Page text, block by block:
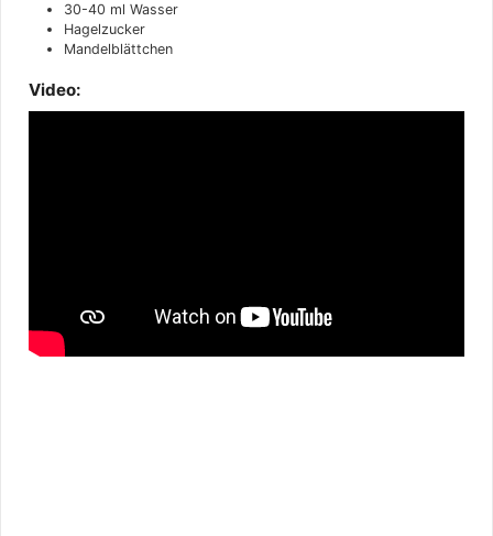
30-40 ml Wasser
Hagelzucker
Mandelblättchen
Video: